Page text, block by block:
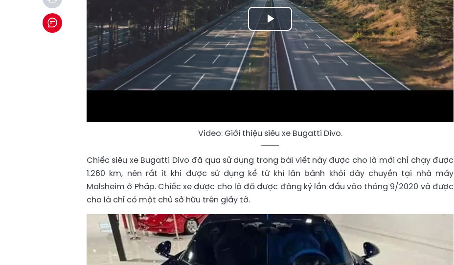
Play
Video
Video: Giới thiệu siêu xe Bugatti Divo.
Chiếc siêu xe Bugatti Divo đã qua sử dụng trong bài viết này được cho là mới chỉ chạy được
1.260 km, nên rất ít khi được sử dụng kể từ khi lăn bánh khỏi dây chuyền tại nhà máy
Molsheim ở Pháp. Chiếc xe được cho là đã được đăng ký lần đầu vào tháng 9/2020 và được
cho là chỉ có một chủ sở hữu trên giấy tờ.